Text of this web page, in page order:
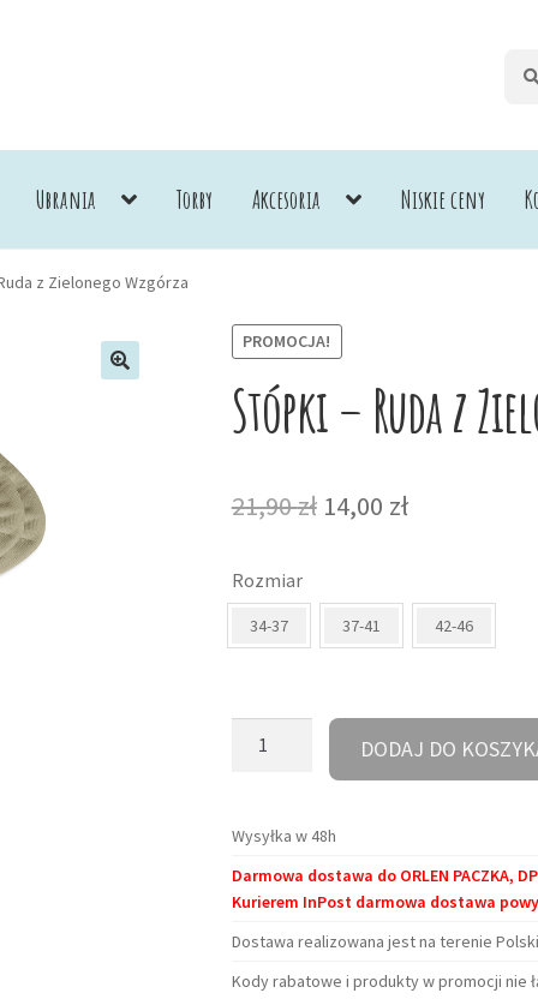
Ubrania Torby Akcesoria Niskie ceny
z Zielonego Wzgórza
PROMOCJA!
Stópki – Ruda z
21,90zł Pierwotna
21,90 zł.
14,00 złAktualna
14,00 zł.
Rozmiar
34-37 37-41 42-46
Zielonego
Wzgórza
DODAJ DO
Wysyłka w 48h
Darmowa dostawa do ORLEN PACZKA,
Kurierem InPost darmowa dostawa
Dostawa realizowana jest na terenie
Kody rabatowe i produkty w promocji nie